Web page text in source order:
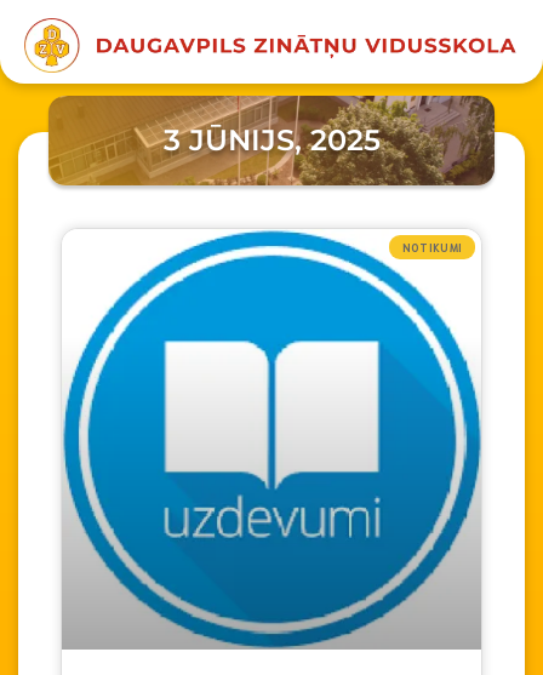
3 JŪNIJS, 2025
NOTIKUMI